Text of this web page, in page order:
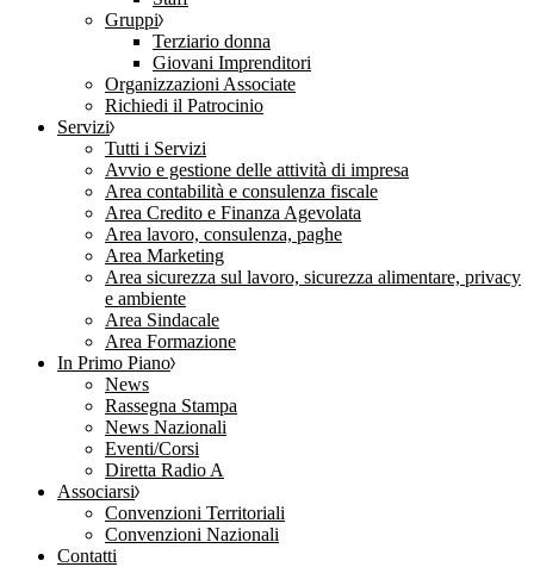
Gruppi
Terziario donna
Giovani Imprenditori
Organizzazioni Associate
Richiedi il Patrocinio
Servizi
Tutti i Servizi
Avvio e gestione delle attività di impresa
Area contabilità e consulenza fiscale
Area Credito e Finanza Agevolata
Area lavoro, consulenza, paghe
Area Marketing
Area sicurezza sul lavoro, sicurezza alimentare, privacy
e ambiente
Area Sindacale
Area Formazione
In Primo Piano
News
Rassegna Stampa
News Nazionali
Eventi/Corsi
Diretta Radio A
Associarsi
Convenzioni Territoriali
Convenzioni Nazionali
Contatti